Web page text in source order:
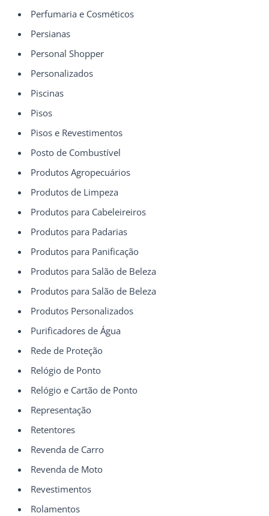
Perfumaria e Cosméticos
Persianas
Personal Shopper
Personalizados
Piscinas
Pisos
Pisos e Revestimentos
Posto de Combustível
Produtos Agropecuários
Produtos de Limpeza
Produtos para Cabeleireiros
Produtos para Padarias
Produtos para Panificação
Produtos para Salão de Beleza
Produtos para Salão de Beleza
Produtos Personalizados
Purificadores de Água
Rede de Proteção
Relógio de Ponto
Relógio e Cartão de Ponto
Representação
Retentores
Revenda de Carro
Revenda de Moto
Revestimentos
Rolamentos